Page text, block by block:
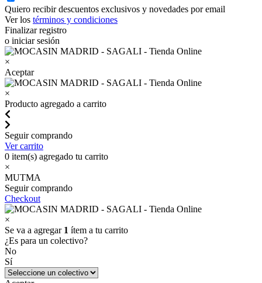
Quiero recibir descuentos exclusivos y novedades por email
Ver los términos y condiciones
Finalizar registro
o iniciar sesión
×
Aceptar
×
Producto agregado a carrito
Seguir comprando
Ver carrito
0 item(s) agregado tu carrito
×
MUTMA
Seguir comprando
Checkout
×
Se va a agregar 1 ítem a tu carrito
¿Es para un colectivo?
No
Sí